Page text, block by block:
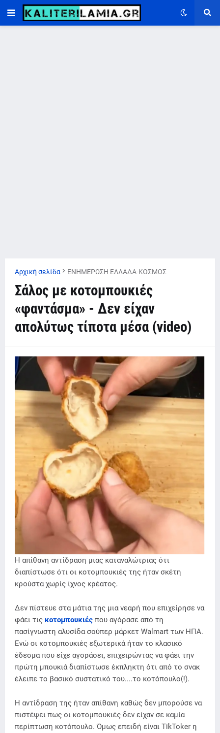
Αρχική σελίδα ΕΝΗΜΕΡΩΣΗ ΕΛΛΑΔΑ-ΚΟΣΜΟΣ
Σάλος με κοτομπουκιές
«φαντάσμα» - Δεν είχαν
απολύτως τίποτα μέσα (video)
Η απίθανη αντίδραση μιας καταναλώτριας ότι
διαπίστωσε ότι οι κοτομπουκιές της ήταν σκέτη
κρούστα χωρίς ίχνος κρέατος.
Δεν πίστευε στα μάτια της μια νεαρή που επιχείρησε να
φάει τις κοτομπουκιές που αγόρασε από τη
πασίγνωστη αλυσίδα σούπερ μάρκετ Walmart των ΗΠΑ.
Ενώ οι κοτομπουκιές εξωτερικά ήταν το κλασικό
έδεσμα που είχε αγοράσει, επιχειρώντας να φάει την
πρώτη μπουκιά διαπίστωσε έκπληκτη ότι από το σνακ
έλειπε το βασικό συστατικό του....το κοτόπουλο(!).
Η αντίδραση της ήταν απίθανη καθώς δεν μπορούσε να
πιστέψει πως οι κοτομπουκιές δεν είχαν σε καμία
περίπτωση κοτόπουλο. Όμως επειδή είναι TikToker η